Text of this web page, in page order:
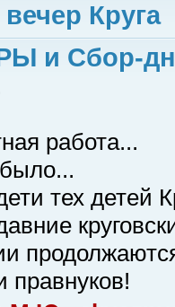
Круга
и Сбор-
работа...
тех детей
правнуков!